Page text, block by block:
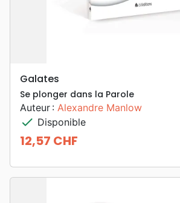
Galates
Se plonger dans la Parole
Auteur : Alexandre Manlow
check Disponible
Prix
12,57 CHF